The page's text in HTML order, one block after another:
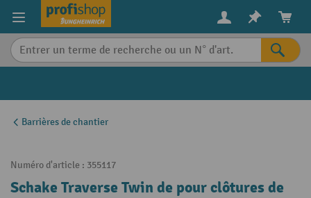
content
Barrières de chantier
Numéro d'article : 355117
Schake Traverse Twin de pour clôtures de